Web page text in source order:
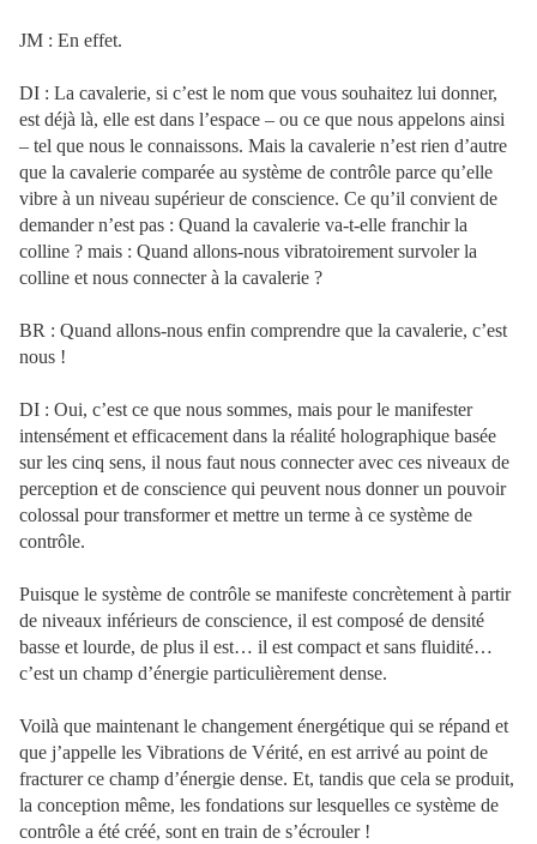
JM : En effet.
DI : La cavalerie, si c’est le nom que vous souhaitez lui donner,
est déjà là, elle est dans l’espace – ou ce que nous appelons ainsi
– tel que nous le connaissons. Mais la cavalerie n’est rien d’autre
que la cavalerie comparée au système de contrôle parce qu’elle
vibre à un niveau supérieur de conscience. Ce qu’il convient de
demander n’est pas : Quand la cavalerie va-t-elle franchir la
colline ? mais : Quand allons-nous vibratoirement survoler la
colline et nous connecter à la cavalerie ?
BR : Quand allons-nous enfin comprendre que la cavalerie, c’est
nous !
DI : Oui, c’est ce que nous sommes, mais pour le manifester
intensément et efficacement dans la réalité holographique basée
sur les cinq sens, il nous faut nous connecter avec ces niveaux de
perception et de conscience qui peuvent nous donner un pouvoir
colossal pour transformer et mettre un terme à ce système de
contrôle.
Puisque le système de contrôle se manifeste concrètement à partir
de niveaux inférieurs de conscience, il est composé de densité
basse et lourde, de plus il est… il est compact et sans fluidité…
c’est un champ d’énergie particulièrement dense.
Voilà que maintenant le changement énergétique qui se répand et
que j’appelle les Vibrations de Vérité, en est arrivé au point de
fracturer ce champ d’énergie dense. Et, tandis que cela se produit,
la conception même, les fondations sur lesquelles ce système de
contrôle a été créé, sont en train de s’écrouler !